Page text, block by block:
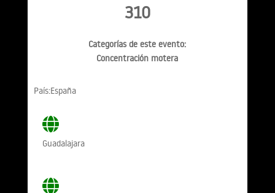
310
Categorías de este evento:
Concentración motera
País:España
Guadalajara